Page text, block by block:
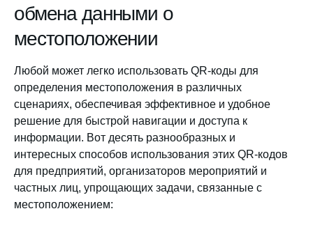
обмена данными о
местоположении
Любой может легко использовать QR-коды для
определения местоположения в различных
сценариях, обеспечивая эффективное и удобное
решение для быстрой навигации и доступа к
информации. Вот десять разнообразных и
интересных способов использования этих QR-кодов
для предприятий, организаторов мероприятий и
частных лиц, упрощающих задачи, связанные с
местоположением: